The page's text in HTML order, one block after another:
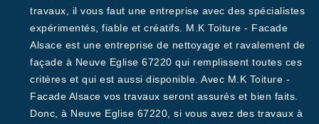
travaux, il vous faut une entreprise avec des spécialistes
expérimentés, fiable et créatifs. M.K Toiture - Facade
Alsace est une entreprise de nettoyage et ravalement de
façade à Neuve Eglise 67220 qui remplissent toutes ces
critères et qui est aussi disponible. Avec M.K Toiture -
Facade Alsace vos travaux seront assurés et bien faits.
Donc, à Neuve Eglise 67220, si vous avez des travaux à